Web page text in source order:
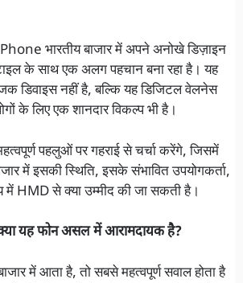
भारतीय बाजार में अपने अनोखे डिज़ाइन
के साथ एक अलग पहचान बना रहा है। यह
डिवाइस नहीं है, बल्कि यह डिजिटल वेलनेस
के लिए एक शानदार विकल्प भी है।
पहलुओं पर गहराई से चर्चा करेंगे, जिसमें
में इसकी स्थिति, इसके संभावित उपयोगकर्ता,
में HMD से क्या उम्मीद की जा सकती है।
यह फोन असल में आरामदायक है?
में आता है, तो सबसे महत्वपूर्ण सवाल होता है